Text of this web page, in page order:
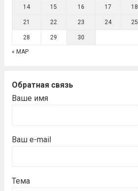
14 15 16 17 18
21 22 23 24 25
28 29 30
« МАР
Обратная связь
Ваше имя
Ваш e-mail
Тема